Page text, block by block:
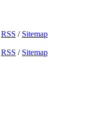
RSS / Sitemap
RSS / Sitemap